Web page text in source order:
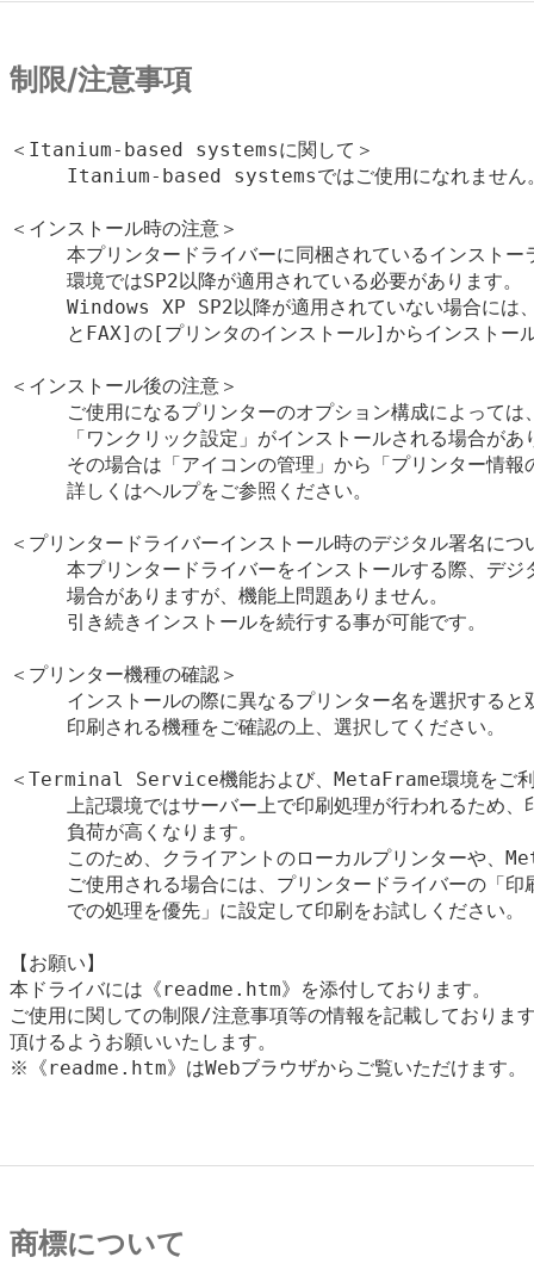
制限/注意事項
＜Itanium-based systemsに関して＞
Itanium-based systemsではご使用になれません
＜インストール時の注意＞
本プリンタードライバーに同梱されているインストー
環境ではSP2以降が適用されている必要があります。
Windows XP SP2以降が適用されていない場合には、
とFAX]の[プリンタのインストール]からインストール
＜インストール後の注意＞
ご使用になるプリンターのオプション構成によっては
「ワンクリック設定」がインストールされる場合があ
その場合は「アイコンの管理」から「プリンター情報
詳しくはヘルプをご参照ください。
＜プリンタードライバーインストール時のデジタル署名につ
本プリンタードライバーをインストールする際、デジ
場合がありますが、機能上問題ありません。
引き続きインストールを続行する事が可能です。
＜プリンター機種の確認＞
インストールの際に異なるプリンター名を選択すると
印刷される機種をご確認の上、選択してください。
＜Terminal Service機能および、MetaFrame環境をご利
上記環境ではサーバー上で印刷処理が行われるため、
負荷が高くなります。
このため、クライアントのローカルプリンターや、
ご使用される場合には、プリンタードライバーの「印
での処理を優先」に設定して印刷をお試しください。
【お願い】
本ドライバには《readme.htm》を添付しております。
ご使用に関しての制限/注意事項等の情報を記載しておりま
頂けるようお願いいたします。
※《readme.htm》はWebブラウザからご覧いただけます。
商標について